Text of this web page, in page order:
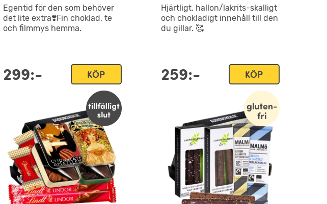
Egentid för den som behöver
det lite extra❣️Fin choklad, te
och filmmys hemma.
299:- KÖP
Hjärtligt, hallon/lakrits-skalligt
och chokladigt innehåll till den
du gillar. 🥰
259:- KÖP